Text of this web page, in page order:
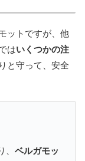
ットですが、他
はいくつかの注
と守って、安全
ベルガモッ